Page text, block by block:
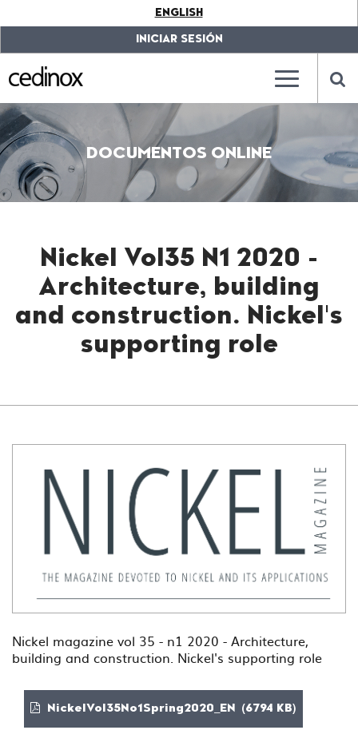
label.access.jump.content???
???
label.access.jump.header???
label.access.jump.footer???
???
label.access.jump.menu???
ENGLISH
INICIAR SESIÓN
???
???
DOCUMENTOS ONLINE
Nickel Vol35 N1 2020 -
Architecture, building
and construction. Nickel's
supporting role
Nickel magazine vol 35 - n1 2020 - Architecture,
building and construction. Nickel's supporting role
NickelVol35No1Spring2020_EN (6794 KB)